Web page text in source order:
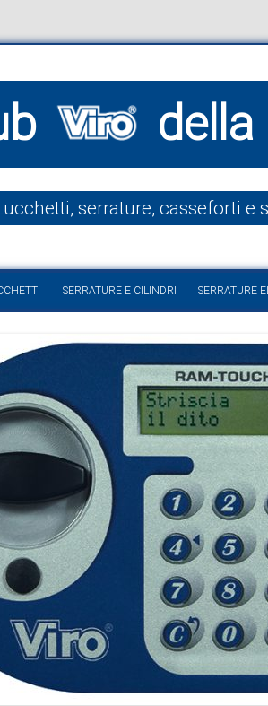
serrature, casseforti e
SERRATURE E CILINDRI SERRATURE